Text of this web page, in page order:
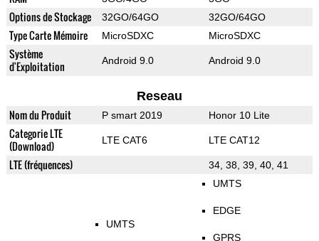
Options de Stockage 32GO/64GO 32GO/64GO
Type Carte Mémoire MicroSDXC MicroSDXC
Système
d'Exploitation
Android 9.0 Android 9.0
Reseau
Nom du Produit P smart 2019 Honor 10 Lite
Categorie LTE
(Download)
LTE CAT6 LTE CAT12
LTE (fréquences) 34, 38, 39, 40, 41
UMTS
UMTS
EDGE
GPRS